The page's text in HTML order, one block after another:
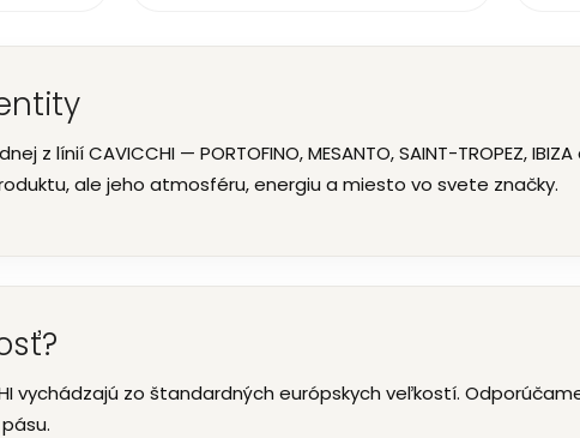
z línií CAVICCHI — PORTOFINO, MESANTO, SAINT-TROPEZ,
ale jeho atmosféru, energiu a miesto vo svete značky.
vychádzajú zo štandardných európskych veľkostí.